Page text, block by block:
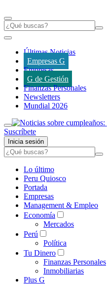
Últimas Noticias
Empresas G
Empresas
G de Gestión
Finanzas Personales
Newsletters
Mundial 2026
Suscríbete
Inicia sesión
Lo último
Peru Quiosco
Portada
Empresas
Management & Empleo
Economía
Mercados
Perú
Política
Tu Dinero
Finanzas Personales
Inmobiliarias
Plus G